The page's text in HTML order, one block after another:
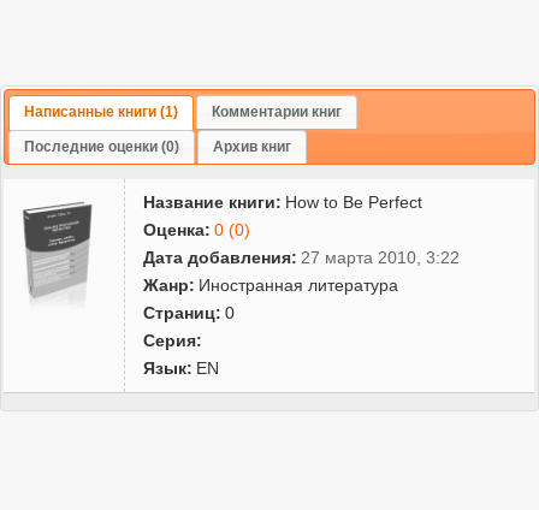
Написанные книги (1) Комментарии книг
Последние оценки (0) Архив книг
Название книги: How to Be Perfect
Оценка: 0 (0)
Дата добавления: 27 марта 2010, 3:22
Жанр: Иностранная литература
Страниц: 0
Серия:
Язык: EN